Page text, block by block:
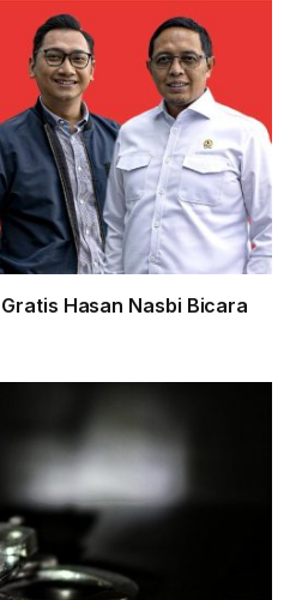
Hasan Nasbi Bicara